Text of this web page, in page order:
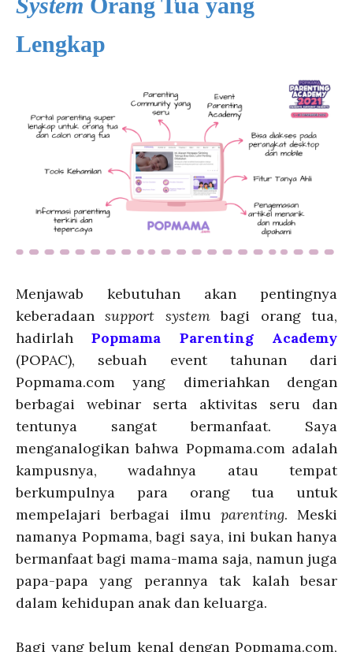
Lengkap
Menjawab kebutuhan akan pentingnya
keberadaansupport systembagi orang tua,
hadirlahPopmama Parenting Academy
(POPAC), sebuah event tahunan dari
Popmama.com yang dimeriahkan dengan
berbagai webinar serta aktivitas seru dan
tentunya sangat bermanfaat. Saya
menganalogikan bahwa Popmama.com adalah
kampusnya, wadahnya atau tempat
berkumpulnya para orang tua untuk
mempelajari berbagai ilmu parenting. Meski
namanya Popmama, bagi saya, ini bukan hanya
bermanfaat bagi mama-mama saja, namun juga
papa-papa yang perannya tak kalah besar
dalam kehidupan anak dan keluarga.
Bagi yang belum kenal dengan Popmama.com,